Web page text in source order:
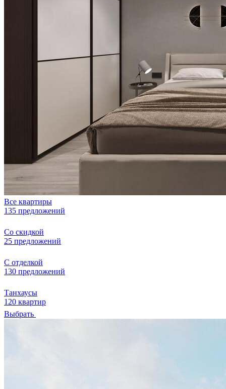
Все квартиры
135 предложений
Со скидкой
25 предложений
С отделкой
130 предложений
Танхаусы
120 квартир
Выбрать